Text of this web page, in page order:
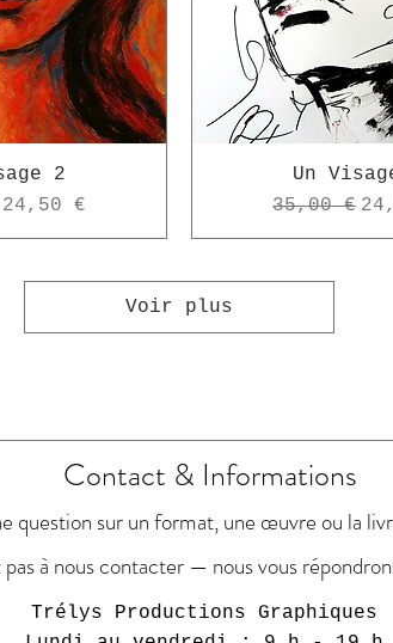
2
Prix promotionnel
24,50 €
Un
Prix
35,00 €
Voir plus
les actualités
Contact & Informations
question sur un format, une œuvre ou la
pas à nous contacter — nous vous
Trélys Productions Graphiques